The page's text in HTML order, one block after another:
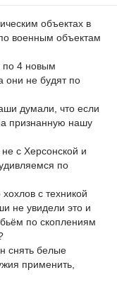
объектах в
военным объектам
по 4 новым
они не будят по
думали, что если
признанную нашу
с Херсонской и
по
с техникой
не увидели это и
бьём по скоплениям
снять белые
применить,